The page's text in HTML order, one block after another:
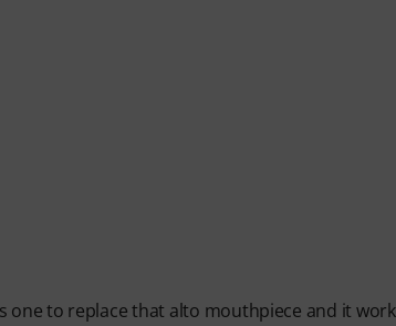
one to replace that alto mouthpiece and it